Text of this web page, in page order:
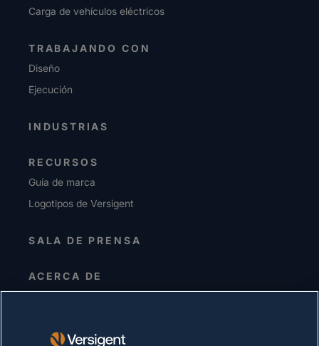
Carga de vehículos eléctricos
TRABAJANDO CON
Diseño
Ejecución
INDUSTRIAS
RECURSOS
Guía de marca
Logotipos de Versigent
SALA DE PRENSA
ACERCA DE
Alta dirección
Proveedores